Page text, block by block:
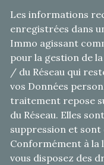
Les informations
enregistrées dans
Immo agissant
pour la gestion de
/ du Réseau qui
vos Données
traitement repose
du Réseau. Elles
suppression et sont
Conformément à la
vous disposez des